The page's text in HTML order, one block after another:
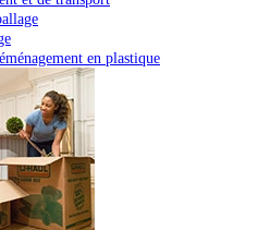
en plastique